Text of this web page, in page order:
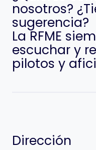
nosotros?
sugerencia?
La RFME
escuchar y
pilotos y
Dirección